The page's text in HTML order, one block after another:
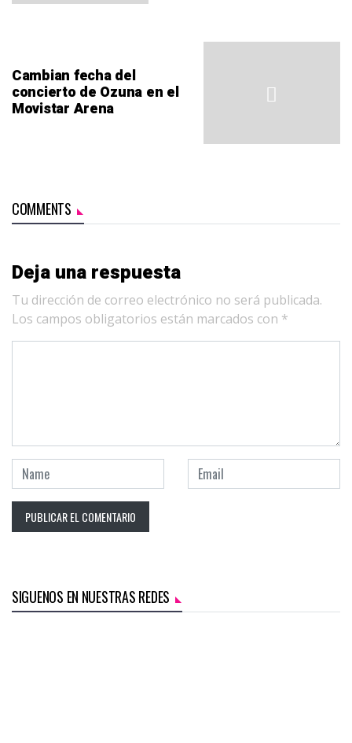
Cambian fecha del
concierto de Ozuna en el
Movistar Arena
COMMENTS
Deja una respuesta
Tu dirección de correo electrónico no será publicada.
Los campos obligatorios están marcados con *
SIGUENOS EN NUESTRAS REDES